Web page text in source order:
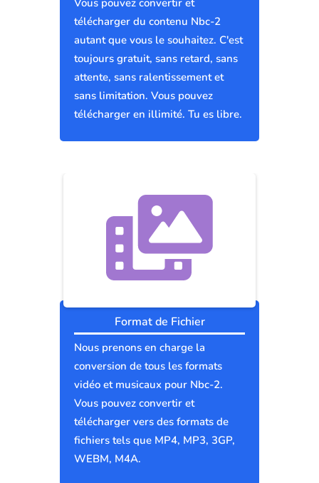
Vous pouvez convertir et
télécharger du contenu Nbc-2
autant que vous le souhaitez. C'est
toujours gratuit, sans retard, sans
attente, sans ralentissement et
sans limitation. Vous pouvez
télécharger en illimité. Tu es libre.
Format de Fichier
Nous prenons en charge la
conversion de tous les formats
vidéo et musicaux pour Nbc-2.
Vous pouvez convertir et
télécharger vers des formats de
fichiers tels que MP4, MP3, 3GP,
WEBM, M4A.